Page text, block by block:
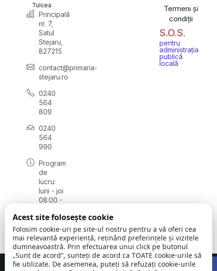
Tulcea
Principală
nr. 7,
Satul
Stejaru,
827215
contact@primaria-
stejaru.ro
0240
564
809
0240
564
990
Program
de
lucru:
luni - joi
08:00 -
vineri
08:00 -
14:00
Termeni și
condiții
S.O.S.
pentru
administrația
publică
locală
Acest site folosește cookie
Folosim cookie-uri pe site-ul nostru pentru a vă oferi cea
mai relevantă experiență, reținând preferințele și vizitele
dumneavoastră. Prin efectuarea unui click pe butonul
„Sunt de acord”, sunteți de acord ca TOATE cookie-urile să
fie utilizate. De asemenea, puteți să refuzați cookie-urile